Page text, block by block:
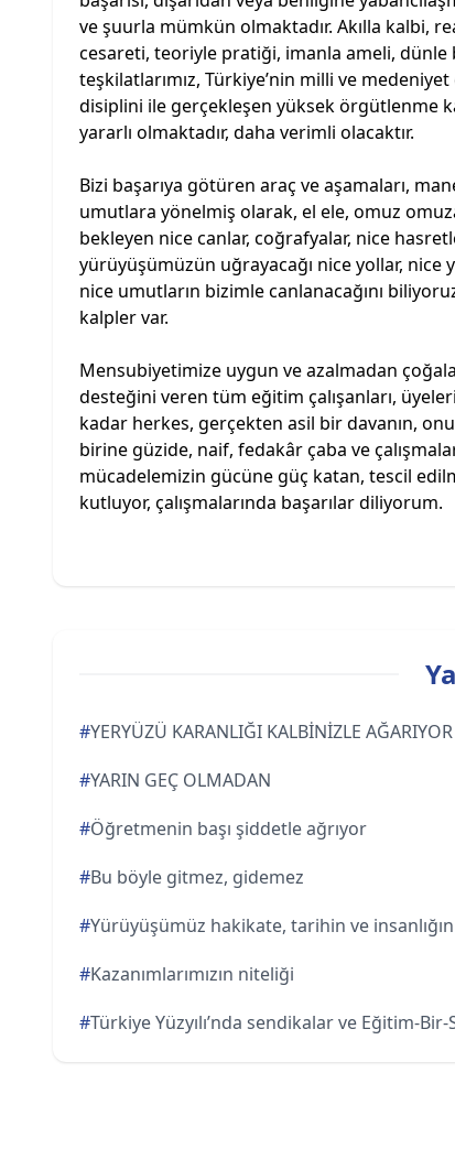
ve şuurla mümkün olmaktadır. Akılla kalbi,
cesareti, teoriyle pratiği, imanla ameli,
teşkilatlarımız, Türkiye’nin milli ve
disiplini ile gerçekleşen yüksek örgütlenme
yararlı olmaktadır, daha verimli olacaktır.
Bizi başarıya götüren araç ve aşamaları,
umutlara yönelmiş olarak, el ele, omuz
bekleyen nice canlar, coğrafyalar, nice
yürüyüşümüzün uğrayacağı nice yollar, nice
nice umutların bizimle canlanacağını
kalpler var.
Mensubiyetimize uygun ve azalmadan
desteğini veren tüm eğitim çalışanları,
kadar herkes, gerçekten asil bir davanın,
birine güzide, naif, fedakâr çaba ve
mücadelemizin gücüne güç katan, tescil
kutluyor, çalışmalarında başarılar diliyorum.
#YERYÜZÜ KARANLIĞI KALBİNİZLE AĞARIYOR
#YARIN GEÇ OLMADAN
#Öğretmenin başı şiddetle ağrıyor
#Bu böyle gitmez, gidemez
#Yürüyüşümüz hakikate, tarihin ve
#Kazanımlarımızın niteliği
#Türkiye Yüzyılı’nda sendikalar ve Eğitim-Bir-